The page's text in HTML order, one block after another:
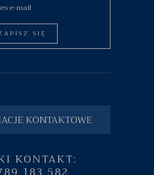
SIĘ
KONTAKTOWE
KONTAKT: